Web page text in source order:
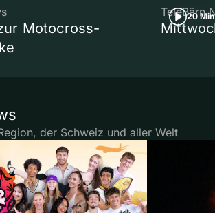
Motocross-
20 Min
TeleBärn
der Schweiz und aller Welt